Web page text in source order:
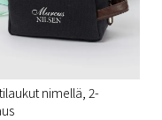
nimellä, 2-